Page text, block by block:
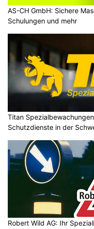
AS-CH GmbH: Sichere
Schulungen und mehr
Titan
Schutzdienste in der
Robert Wild AG: Ihr